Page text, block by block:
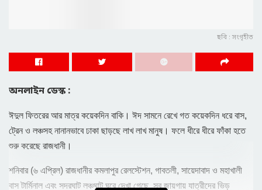
ছবি : সংগৃহীত
অনলাইন ডেস্ক :
ঈদুল ফিতরের আর মাত্র কয়েকদিন বাকি। ঈদ সামনে রেখে গত কয়েকদিন ধরে বাস,
ট্রেন ও লঞ্চসহ নানানভাবে ঢাকা ছাড়ছে লাখ লাখ মানুষ। ফলে ধীরে ধীরে ফাঁকা হতে
শুরু করেছে রাজধানী।
শনিবার (৬ এপ্রিল) রাজধানীর কমলাপুর রেলস্টেশন, গাবতলী, সায়েদাবাদ ও মহাখালী
বাস টার্মিনাল এবং সদরঘাট লঞ্চঘাট ঘুরে দেখা গেছে, সব জায়গায় যাত্রীদের ভিড়